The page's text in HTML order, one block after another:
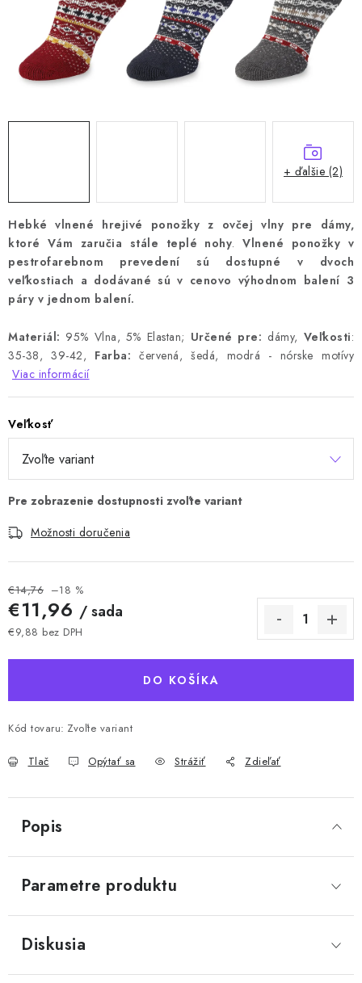
Hebké vlnené hrejivé ponožky z ovčej vlny pre dámy,
ktoré Vám zaručia stále teplé nohy. Vlnené ponožky v
pestrofarebnom prevedení sú dostupné v dvoch
veľkostiach a dodávané sú v cenovo výhodnom balení 3
páry v jednom balení.
Materiál: 95% Vlna, 5% Elastan; Určené pre: dámy, Veľkosti:
35-38, 39-42, Farba: červená, šedá, modrá - nórske motívy
Viac informácií
Veľkosť
Možnosti doručenia
€14,76 –18 %
€11,96 / sada
€9,88 bez DPH
DO KOŠÍKA
Kód tovaru: Zvoľte variant
Tlač Opýtať sa Strážiť Zdieľať
+ ďalšie (2)
Popis
Parametre produktu
Diskusia